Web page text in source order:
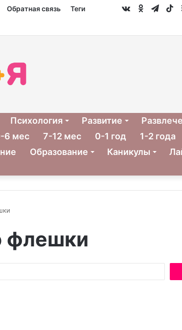
Обратная связь Теги
vk.com
Психология Развитие
6 мес 7-12 мес 0-1 год 1-2 года
Образование Каникулы
флешки